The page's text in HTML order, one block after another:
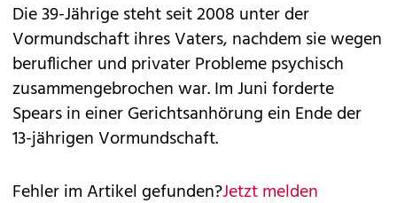
Die 39-Jährige steht seit 2008 unter der
Vormundschaft ihres Vaters, nachdem sie wegen
beruflicher und privater Probleme psychisch
zusammengebrochen war. Im Juni forderte
Spears in einer Gerichtsanhörung ein Ende der
13-jährigen Vormundschaft.
Fehler im Artikel gefunden?Jetzt melden